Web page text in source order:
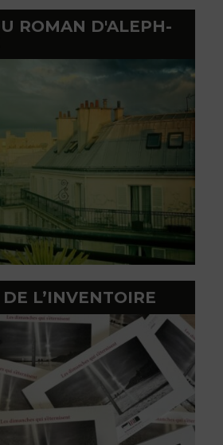
ROMAN D'ALEPH-
L’INVENTOIRE